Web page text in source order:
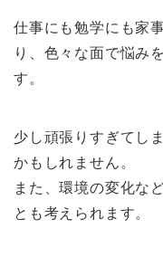
仕事にも勉学にも家
り、色々な面で悩み
す。
少し頑張りすぎてし
かもしれません。
また、環境の変化な
とも考えられます。